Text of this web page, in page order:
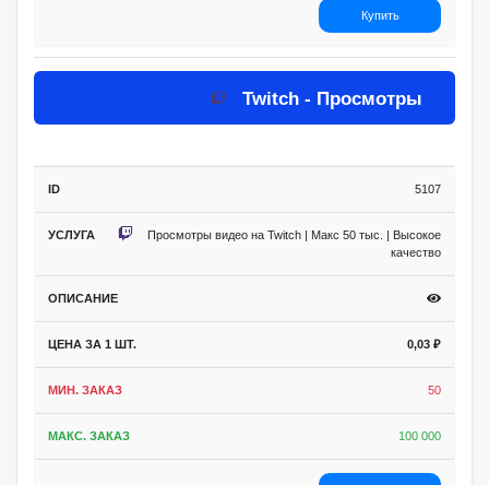
Купить
Twitch - Просмотры
5107
Просмотры видео на Twitch | Макс 50 тыс. | Высокое
качество
0,03 ₽
50
100 000